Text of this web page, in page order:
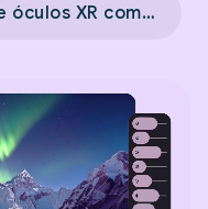
Design para headsets XR e óculos XR com fio →